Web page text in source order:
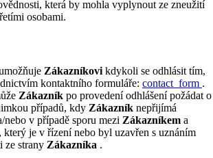
která by mohla vyplynout ze zneužití
osobami.
Zákazníkovi kdykoli se odhlásit tím,
kontaktního formuláře: contact_form .
Zákazník po provedení odhlášení požádat o
případů, kdy Zákazník nepřijímá
v případě sporu mezi Zákazníkem a
, který je v řízení nebo byl uzavřen s uznáním
ze strany Zákazníka .